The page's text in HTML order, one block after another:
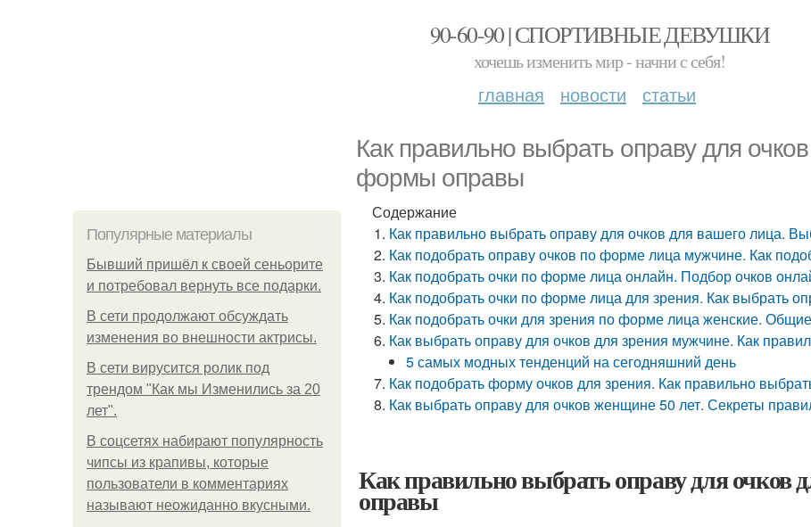
90-60-90 | СПОРТИВНЫЕ ДЕВУШКИ
хочешь изменить мир - начни с себя!
главная новости статьи
Как правильно выбрать оправу для
формы оправы
Популярные материалы
Бывший пришёл к своей сеньорите
и потребовал вернуть все подарки.
В сети продолжают обсуждать
изменения во внешности актрисы.
В сети вирусится ролик под
трендом "Как мы Изменились за 20
лет".
В соцсетях набирают популярность
чипсы из крапивы, которые
пользователи в комментариях
называют неожиданно вкусными.
Содержание
Как правильно выбрать оправу для очков для вашего лица.
Как подобрать оправу очков по форме лица мужчине. Как
Как подобрать очки по форме лица онлайн. Подбор очков
Как подобрать очки по форме лица для зрения. Как выбрать
Как подобрать очки для зрения по форме лица женские.
Как выбрать оправу для очков для зрения мужчине. Как
5 самых модных тенденций на сегодняшний день
Как подобрать форму очков для зрения. Как правильно
Как выбрать оправу для очков женщине 50 лет. Секреты
Как правильно выбрать оправу для
оправы